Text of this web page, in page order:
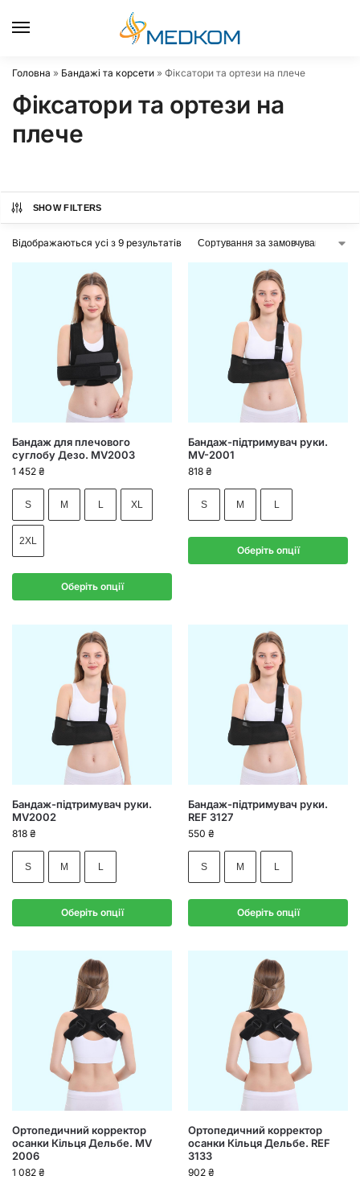
Головна » Бандажі та корсети » Фіксатори та ортези на плече
Фіксатори та ортези на
плече
SHOW FILTERS
Відображаються усі з 9 результатів
Бандаж для плечового
суглобу Дезо. MV2003
1 452 ₴
S M L XL
2XL
Оберіть опції
Бандаж-підтримувач руки.
MV-2001
818 ₴
S M L
Оберіть опції
Бандаж-підтримувач руки.
MV2002
818 ₴
S M L
Оберіть опції
Бандаж-підтримувач руки.
REF 3127
550 ₴
S M L
Оберіть опції
Ортопедичний корректор
осанки Кільця Дельбе. MV
2006
1 082 ₴
Ортопедичний корректор
осанки Кільця Дельбе. REF
3133
902 ₴